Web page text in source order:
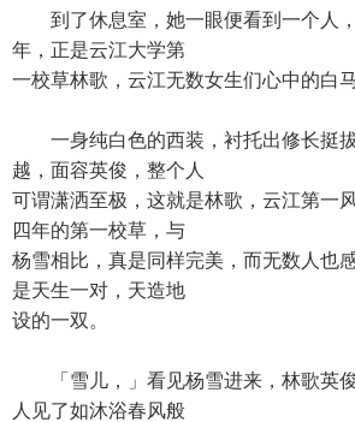
到了休息室，她一眼便看到一个人
年，正是云江大学第
一校草林歌，云江无数女生们心中的白
一身纯白色的西装，衬托出修长挺
越，面容英俊，整个人
可谓潇洒至极，这就是林歌，云江第一
四年的第一校草，与
杨雪相比，真是同样完美，而无数人也
是天生一对，天造地
设的一双。
「雪儿，」看见杨雪进来，林歌英
人见了如沐浴春风般